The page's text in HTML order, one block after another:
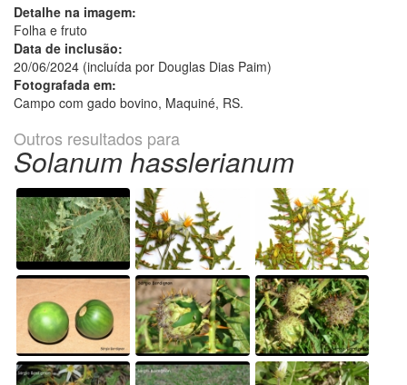
Detalhe na imagem:
Folha e fruto
Data de inclusão:
20/06/2024 (incluída por Douglas Dias Paim)
Fotografada em:
Campo com gado bovino, Maquiné, RS.
Outros resultados para
Solanum hasslerianum